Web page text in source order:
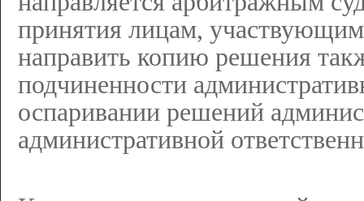
принятия лицам,
направить копию решения
подчиненности
оспаривании решений
административной